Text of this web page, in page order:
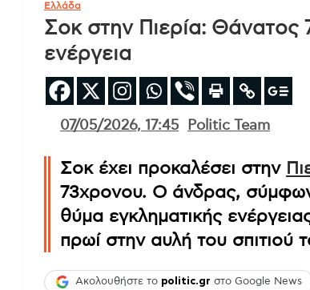
Ελλάδα
Σοκ στην Πιερία: Θάνατος
ενέργεια
07/05/2026, 17:45 Politic Team
Σοκ έχει προκαλέσει στην
73χρονου. Ο άνδρας,
θύμα εγκληματικής
πρωί στην αυλή του σπιτιού
Ακολουθήστε το politic.gr στο Google News